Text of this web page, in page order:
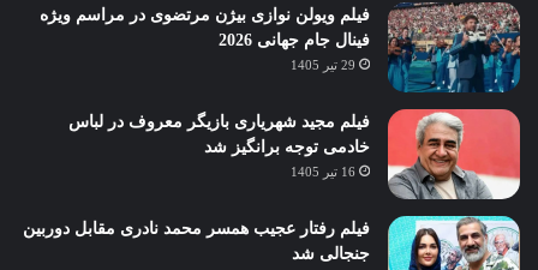
فیلم ویولن نوازی بیژن مرتضوی در مراسم ویژه
فینال جام جهانی 2026
29 تیر 1405
فیلم مجید شهریاری بازیگر معروف در لباس
خادمی توجه برانگیز شد
16 تیر 1405
فیلم رفتار عجیب همسر محمد نادری مقابل دوربین
جنجالی شد